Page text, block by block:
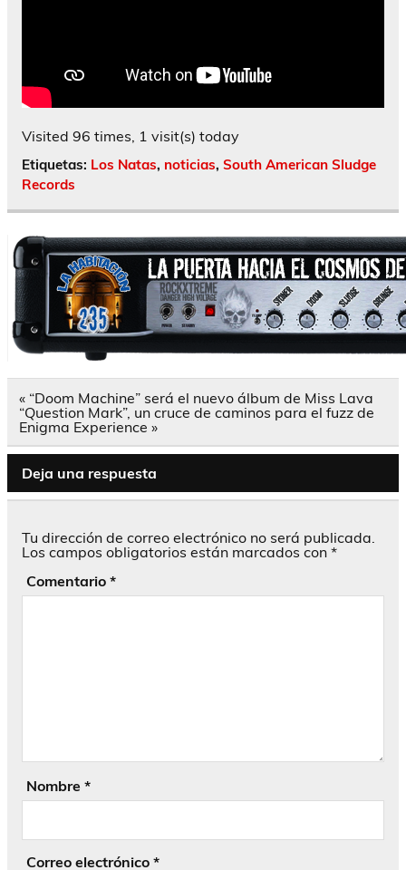
Visited 96 times, 1 visit(s) today
Etiquetas: Los Natas, noticias, South American Sludge
Records
Navegación
de
entradas
« “Doom Machine” será el nuevo álbum de Miss Lava
“Question Mark”, un cruce de caminos para el fuzz de
Enigma Experience »
Deja una respuesta
Tu dirección de correo electrónico no será publicada.
Los campos obligatorios están marcados con *
Comentario *
Nombre *
Correo electrónico *